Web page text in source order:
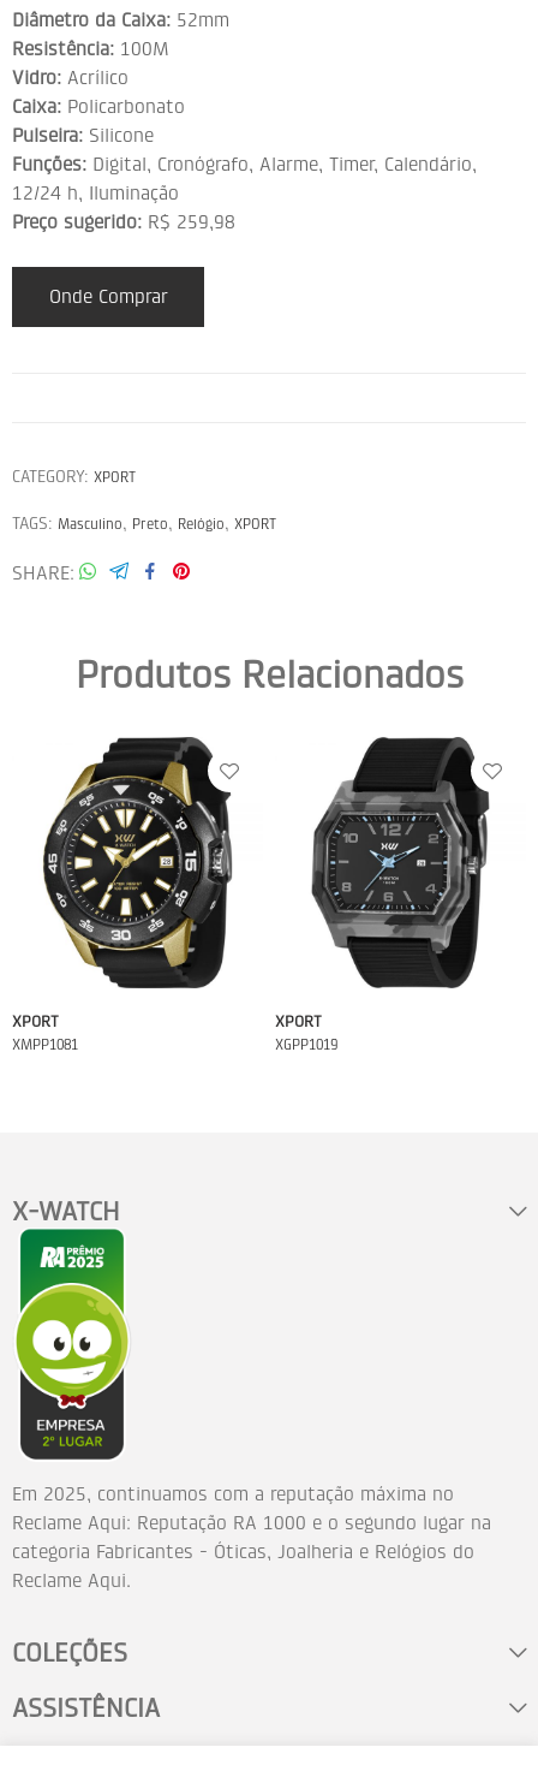
Diâmetro da Caixa: 52mm
Resistência: 100M
Vidro: Acrílico
Caixa: Policarbonato
Pulseira: Silicone
Funções: Digital, Cronógrafo, Alarme, Timer, Calendário,
12/24 h, Iluminação
Preço sugerido: R$ 259,98
Onde Comprar
CATEGORY: XPORT
TAGS: Masculino, Preto, Relógio, XPORT
SHARE
Produtos Relacionados
XPORT
XMPP1081
XPORT
XGPP1019
X-WATCH
Em 2025, continuamos com a reputação máxima no
Reclame Aqui: Reputação RA 1000 e o segundo lugar na
categoria Fabricantes - Óticas, Joalheria e Relógios do
Reclame Aqui.
COLEÇÕES
ASSISTÊNCIA